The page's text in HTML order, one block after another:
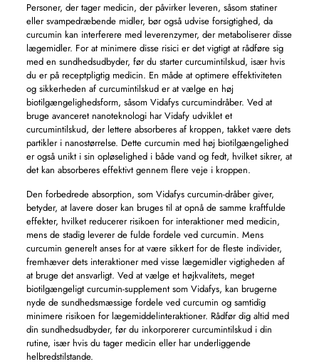
Personer, der tager medicin, der påvirker leveren, såsom statiner
eller svampedræbende midler, bør også udvise forsigtighed, da
curcumin kan interferere med leverenzymer, der metaboliserer disse
lægemidler. For at minimere disse risici er det vigtigt at rådføre sig
med en sundhedsudbyder, før du starter curcumintilskud, især hvis
du er på receptpligtig medicin. En måde at optimere effektiviteten
og sikkerheden af ​​curcumintilskud er at vælge en høj
biotilgængelighedsform, såsom Vidafys curcumindråber. Ved at
bruge avanceret nanoteknologi har Vidafy udviklet et
curcumintilskud, der lettere absorberes af kroppen, takket være dets
partikler i nanostørrelse. Dette curcumin med høj biotilgængelighed
er også unikt i sin opløselighed i både vand og fedt, hvilket sikrer, at
det kan absorberes effektivt gennem flere veje i kroppen.
Den forbedrede absorption, som Vidafys curcumin-dråber giver,
betyder, at lavere doser kan bruges til at opnå de samme kraftfulde
effekter, hvilket reducerer risikoen for interaktioner med medicin,
mens de stadig leverer de fulde fordele ved curcumin. Mens
curcumin generelt anses for at være sikkert for de fleste individer,
fremhæver dets interaktioner med visse lægemidler vigtigheden af ​​
at bruge det ansvarligt. Ved at vælge et højkvalitets, meget
biotilgængeligt curcumin-supplement som Vidafys, kan brugerne
nyde de sundhedsmæssige fordele ved curcumin og samtidig
minimere risikoen for lægemiddelinteraktioner. Rådfør dig altid med
din sundhedsudbyder, før du inkorporerer curcumintilskud i din
rutine, især hvis du tager medicin eller har underliggende
helbredstilstande.